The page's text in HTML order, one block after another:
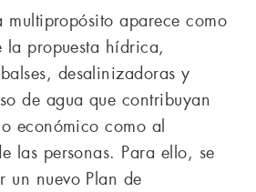
multipropósito aparece como
la propuesta hídrica,
desalinizadoras y
de agua que contribuyan
económico como al
las personas. Para ello, se
un nuevo Plan de